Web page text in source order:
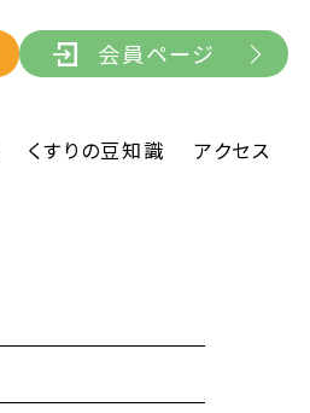
会員ページ
くすりの豆知識 アクセス